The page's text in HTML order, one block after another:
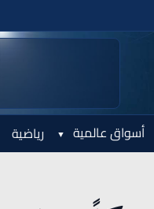
أسواق عالمية رياضية